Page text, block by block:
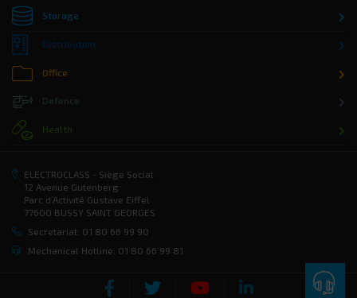
Storage
Distribution
Office
Defence
Health
ELECTROCLASS - Siège Social
12 Avenue Gutenberg
Parc d’Activité Gustave Eiffel
77600 BUSSY SAINT GEORGES
Secretariat: 01 80 66 99 90
Mechanical Hotline: 01 80 66 99 81